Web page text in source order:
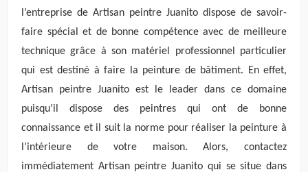
l’entreprise de Artisan peintre Juanito dispose de savoir-
faire spécial et de bonne compétence avec de meilleure
technique grâce à son matériel professionnel particulier
qui est destiné à faire la peinture de bâtiment. En effet,
Artisan peintre Juanito est le leader dans ce domaine
puisqu’il dispose des peintres qui ont de bonne
connaissance et il suit la norme pour réaliser la peinture à
l’intérieure de votre maison. Alors, contactez
immédiatement Artisan peintre Juanito qui se situe dans